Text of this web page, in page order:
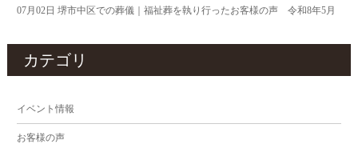
07月02日 堺市中区での葬儀｜福祉葬を執り行ったお客様の声 令和8年5月
カテゴリ
イベント情報
お客様の声